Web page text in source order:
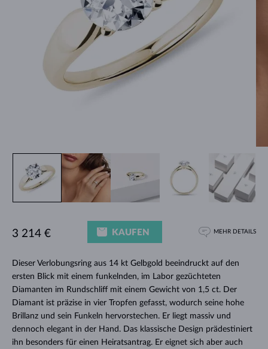
Dieser Verlobungsring aus 14 kt Gelbgold beeindruckt auf den
ersten Blick mit einem funkelnden, im Labor gezüchteten
Diamanten im Rundschliff mit einem Gewicht von 1,5 ct. Der
Diamant ist präzise in vier Tropfen gefasst, wodurch seine hohe
Brillanz und sein Funkeln hervorstechen. Er liegt massiv und
dennoch elegant in der Hand. Das klassische Design prädestiniert
ihn besonders für einen Heiratsantrag. Er eignet sich aber auch
3 214 € KAUFEN MEHR DETAILS